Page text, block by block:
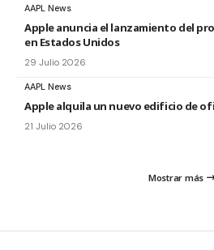
AAPL News
Apple anuncia el lanzamiento del
en Estados Unidos
29 Julio 2026
AAPL News
Apple alquila un nuevo edificio de
21 Julio 2026
Mostrar más